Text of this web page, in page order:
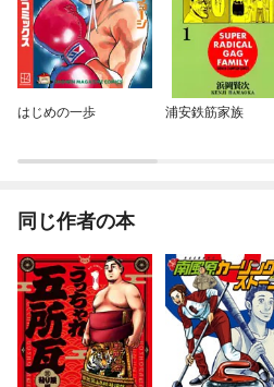
はじめの一歩 浦安鉄筋家族
同じ作者の本